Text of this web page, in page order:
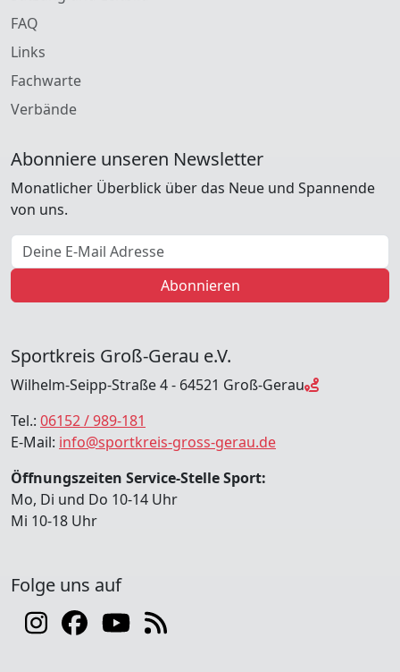
FAQ
Links
Fachwarte
Verbände
Abonniere unseren Newsletter
Monatlicher Überblick über das Neue und Spannende
von uns.
E-Mail Adresse
Abonnieren
Sportkreis Groß-Gerau e.V.
Wilhelm-Seipp-Straße 4 - 64521 Groß-Gerau
Tel.: 06152 / 989-181
E-Mail: info@sportkreis-gross-gerau.de
Öffnungszeiten Service-Stelle Sport:
Mo, Di und Do 10-14 Uhr
Mi 10-18 Uhr
Folge uns auf